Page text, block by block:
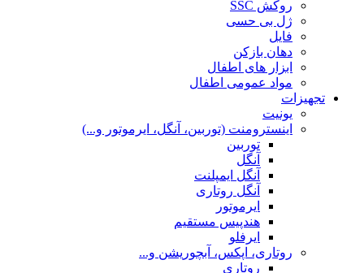
روکش SSC
ژل بی حسی
فایل
دهان بازکن
ابزار های اطفال
مواد عمومی اطفال
تجهیزات
یونیت
اینسترومنت (توربین، آنگل، ایرموتور و...)
توربین
آنگل
آنگل ایمپلنت
آنگل روتاری
ایرموتور
هندپیس مستقیم
ایرفلو
روتاری، اپکس، آبچوریشن و...
روتاری